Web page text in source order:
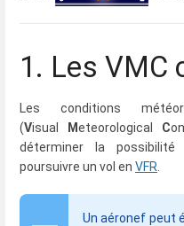
1. Les VMC
Les conditions
(Visual Meteorological C
déterminer la
poursuivre un vol en VFR.
Un aéronef peut